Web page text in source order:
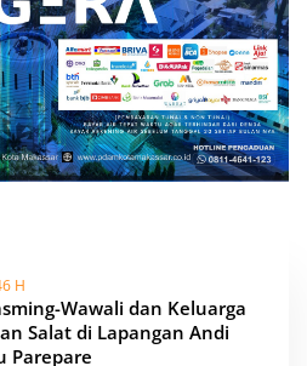
H
Wawali dan Keluarga
Salat di Lapangan Andi
Parepare